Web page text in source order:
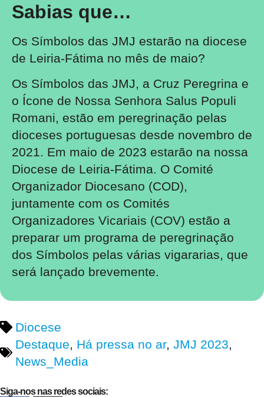
Sabias que…
Os Símbolos das JMJ estarão na diocese
de Leiria-Fátima no mês de maio?
Os Símbolos das JMJ, a Cruz Peregrina e
o Ícone de Nossa Senhora Salus Populi
Romani, estão em peregrinação pelas
dioceses portuguesas desde novembro de
2021. Em maio de 2023 estarão na nossa
Diocese de Leiria-Fátima. O Comité
Organizador Diocesano (COD),
juntamente com os Comités
Organizadores Vicariais (COV) estão a
preparar um programa de peregrinação
dos Símbolos pelas várias vigararias, que
será lançado brevemente.
Diocese
Destaque, Há pressa no ar, JMJ 2023,
News_Media
Siga-nos nas redes sociais: